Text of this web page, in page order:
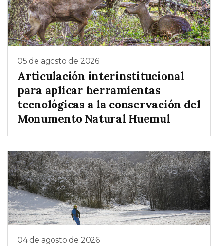
05 de agosto de 2026
Articulación interinstitucional
para aplicar herramientas
tecnológicas a la conservación del
Monumento Natural Huemul
04 de agosto de 2026